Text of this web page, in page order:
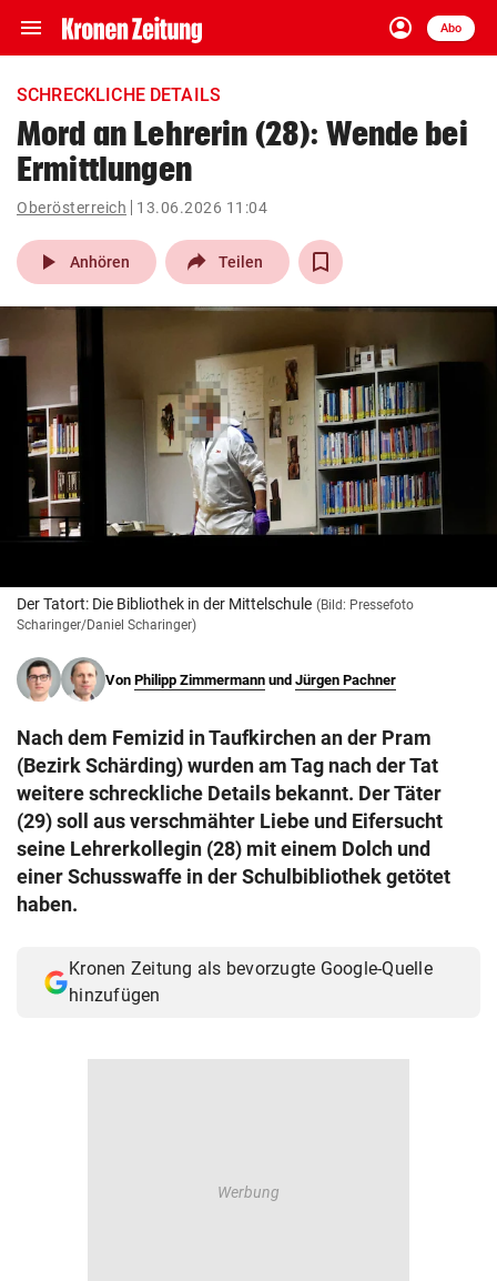
menu Navigation
ein-/ausklappen
account_circle
Anmelden
Abo
close Schließen
account_circle Anmelden
pin_drop
Wien arrow_right
bookmark
search
Suchbegriff
eingeben
© Krone Multimedia GmbH & Co KG 2026
Muthgasse 2, 1190 Wien
SCHRECKLICHE DETAILS
Mord an Lehrerin (28): Wende bei
Ermittlungen
Oberösterreich 13.06.2026 11:04
play_arrow Anhören Teilen
Der Tatort: Die Bibliothek in der Mittelschule (Bild: Pressefoto
Scharinger/Daniel Scharinger)
Von Philipp Zimmermann und Jürgen Pachner
Nach dem Femizid in Taufkirchen an der Pram
(Bezirk Schärding) wurden am Tag nach der Tat
weitere schreckliche Details bekannt. Der Täter
(29) soll aus verschmähter Liebe und Eifersucht
seine Lehrerkollegin (28) mit einem Dolch und
einer Schusswaffe in der Schulbibliothek getötet
haben.
Kronen Zeitung als bevorzugte Google-Quelle
hinzufügen